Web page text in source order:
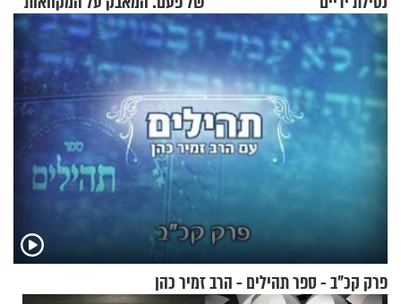
פרק קכ"ב - ספר תהילים - הרב זמיר כהן